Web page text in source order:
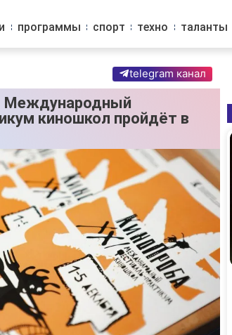
программы спорт техно таланты
telegram канал
Международный
киношкол пройдёт в